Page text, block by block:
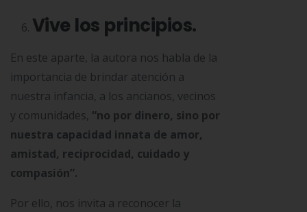
Vive los principios.
En este aparte, la autora nos habla de la
importancia de brindar atención a
nuestra infancia, a los ancianos, vecinos
y comunidades, “no por dinero, sino por
nuestra capacidad innata de amor,
amistad, reciprocidad, cuidado y
compasión”.
Por ello, nos invita a reconocer la